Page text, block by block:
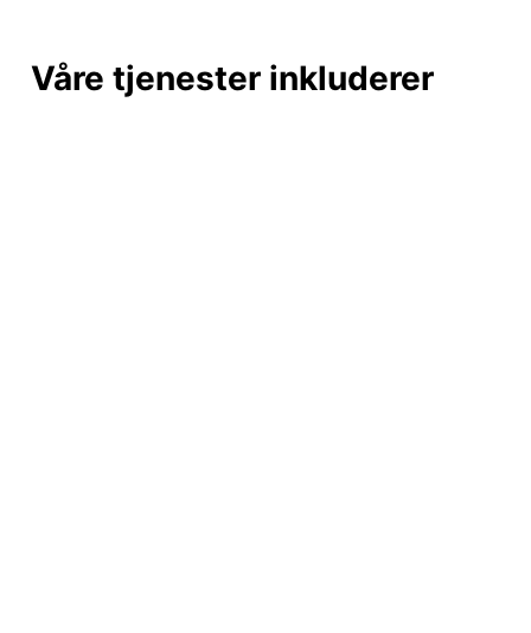
Våre tjenester inkluderer